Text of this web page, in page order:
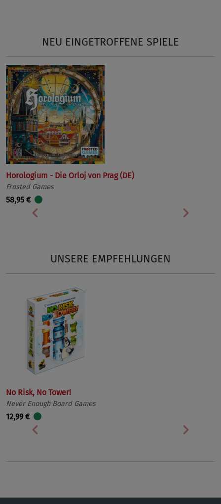
NEU EINGETROFFENE SPIELE
Horologium - Die Orloj von Prag (DE)
Frosted Games
58,95 €
Vorherige
UNSERE EMPFEHLUNGEN
No Risk, No Tower!
Never Enough Board Games
12,99 €
Vorherige